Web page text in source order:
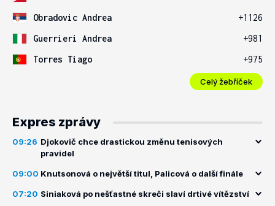
Obradovic Andrea
+1126
Guerrieri Andrea
+981
Torres Tiago
+975
Celý žebříček
Expres zprávy
09:26 Djokovič chce drastickou změnu tenisových
pravidel
09:00 Knutsonová o největší titul, Palicová o další finále
07:20 Siniaková po nešťastné skreči slaví drtivé vítězství